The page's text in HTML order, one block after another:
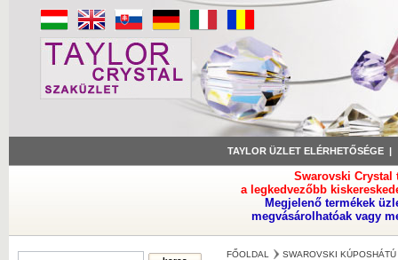
TAYLOR ÜZLET ELÉRHETŐSÉGE
Swarovski Crystal
a legkedvezőbb
Megjelenő termékek
megvásárolhatóak vagy
FŐOLDAL SWAROVSKI